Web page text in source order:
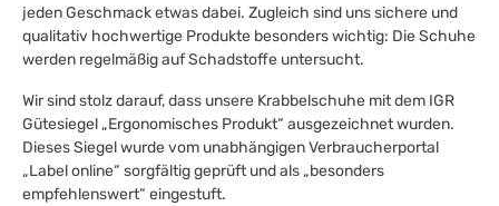
jeden Geschmack etwas dabei. Zugleich sind uns sichere und
qualitativ hochwertige Produkte besonders wichtig: Die Schuhe
werden regelmäßig auf Schadstoffe untersucht.
Wir sind stolz darauf, dass unsere Krabbelschuhe mit dem IGR
Gütesiegel „Ergonomisches Produkt“ ausgezeichnet wurden.
Dieses Siegel wurde vom unabhängigen Verbraucherportal
„Label online“ sorgfältig geprüft und als „besonders
empfehlenswert“ eingestuft.